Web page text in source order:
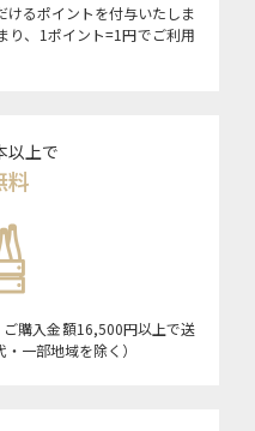
けるポイントを付与いたしま
り、1ポイント=1円でご利用
以上で
料
購入金額16,500円以上で送
一部地域を除く）